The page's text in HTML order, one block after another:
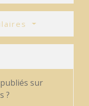
sur
?